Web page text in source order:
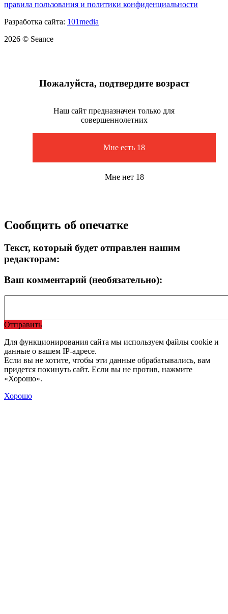
правила пользования и политики конфиденциальности
Разработка сайта: 101media
2026 © Seance
Пожалуйста, подтвердите возраст
Наш сайт предназначен только для
совершеннолетних
Мне есть 18
Мне нет 18
Сообщить об опечатке
Текст, который будет отправлен нашим
редакторам:
Ваш комментарий (необязательно):
Отправить
Для функционирования сайта мы используем файлы cookie и
данные о вашем IP-адресе.
Если вы не хотите, чтобы эти данные обрабатывались, вам
придется покинуть сайт. Если вы не против, нажмите
«Хорошо».
Хорошо